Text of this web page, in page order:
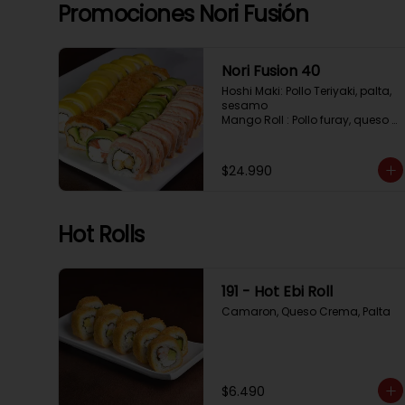
California Caprese: Tomate,
Promociones Nori Fusión
Nori Fusion 40
Hoshi Maki: Pollo Teriyaki, palta,
sesamo
Mango Roll : Pollo furay, queso
Avocado Oriental: Salmon,
Kanikama, Queso crema,
$24.990
Hot Rolls
191 - Hot Ebi Roll
Camaron, Queso Crema, Palta
$6.490